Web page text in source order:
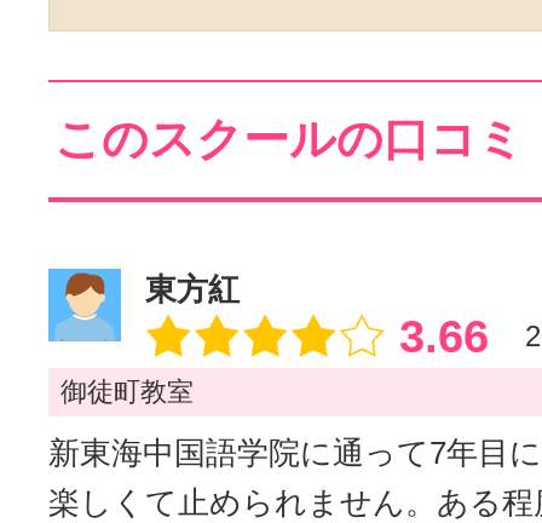
このスクールの口コミ
東方紅
3.66
御徒町教室
新東海中国語学院に通って7年目
楽しくて止められません。ある程